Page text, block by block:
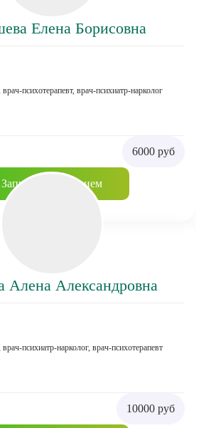
Елена Борисовна
психотерапевт, врач-психиатр-нарколог
6000 руб
Записаться на прием
Алена Александровна
психиатр-нарколог, врач-психотерапевт
10000 руб